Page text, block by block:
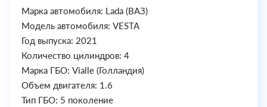
Марка автомобиля: Lada (ВАЗ)
Модель автомобиля: VESTA
Год выпуска: 2021
Количество цилиндров: 4
Марка ГБО: Vialle (Голландия)
Объем двигателя: 1.6
Тип ГБО: 5 поколение